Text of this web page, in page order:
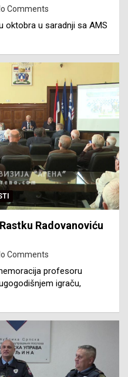
Comments
oktobra u saradnji sa AMS
Radovanoviću
Comments
profesoru
igraču,